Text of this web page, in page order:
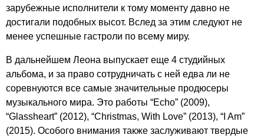
зарубежные исполнители к тому моменту давно не
достигали подобных высот. Вслед за этим следуют не
менее успешные гастроли по всему миру.
В дальнейшем Леона выпускает еще 4 студийных
альбома, и за право сотрудничать с ней едва ли не
соревнуются все самые значительные продюсеры
музыкального мира. Это работы “Echo” (2009),
“Glassheart” (2012), “Christmas, With Love” (2013), “ Am”
(2015). Особого внимания также заслуживают твердые